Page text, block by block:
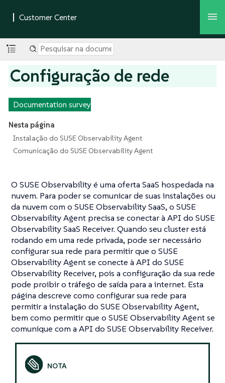
Configuração de rede
Documentation survey
Nesta página
Instalação do SUSE Observability Agent
Comunicação do SUSE Observability Agent
O SUSE Observability é uma oferta SaaS hospedada na
nuvem. Para poder se comunicar de suas instalações ou
da nuvem com o SUSE Observability SaaS, o SUSE
Observability Agent precisa se conectar à API do SUSE
Observability SaaS Receiver. Quando seu cluster está
rodando em uma rede privada, pode ser necessário
configurar sua rede para permitir que o SUSE
Observability Agent se conecte à API do SUSE
Observability Receiver, pois a configuração da sua rede
pode proibir o tráfego de saída para a internet. Esta
página descreve como configurar sua rede para
permitir a instalação do SUSE Observability Agent,
bem como permitir que o SUSE Observability Agent se
comunique com a API do SUSE Observability Receiver.